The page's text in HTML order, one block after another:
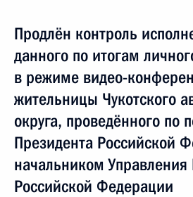
Продлён контроль
данного по итогам
в режиме видео-
жительницы Чукотского
округа, проведённого по
Президента Российской
начальником Управления
Российской Федерации